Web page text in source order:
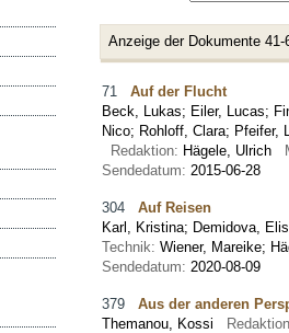
Anzeige der Dokumente 41-
71 Auf der Flucht
Beck, Lukas; Eiler, Lucas;
Nico; Rohloff, Clara; Pfeifer,
Redaktion: Hägele, Ulrich
Sendedatum: 2015-06-28
304 Auf Reisen
Karl, Kristina; Demidova,
Technik: Wiener, Mareike;
Sendedatum: 2020-08-09
379 Aus der anderen
Themanou, Kossi